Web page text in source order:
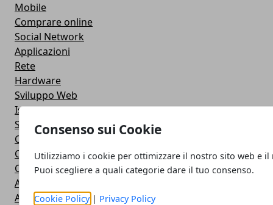
Consenso sui Cookie
Utilizziamo i cookie per ottimizzare il nostro sito web e il
Puoi scegliere a quali categorie dare il tuo consenso.
Cookie Policy| Privacy Policy
Mobile
Comprare online
Social Network
Applicazioni
Rete
Hardware
Sviluppo Web
Istruzione
Streaming
Cloud
Casa e fai da te
Cuffie e Auricolari
Altoparlanti
Action Camera